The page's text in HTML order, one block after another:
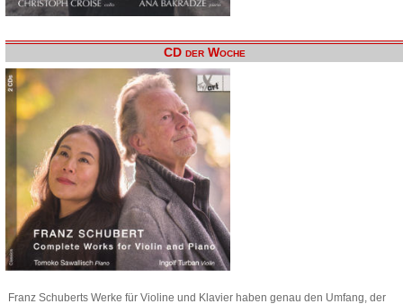
CD der Woche
Franz Schuberts Werke für Violine und Klavier haben genau den Umfang, der